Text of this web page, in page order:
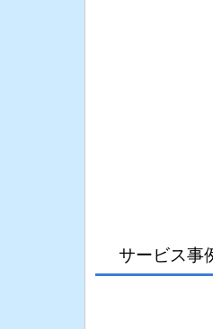
サービス事